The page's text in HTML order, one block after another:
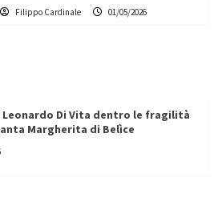
Filippo Cardinale 01/05/2026
Di Vita dentro le fragilità
Margherita di Belìce